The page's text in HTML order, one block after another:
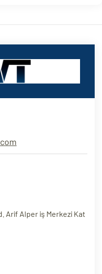
Arif Alper iş Merkezi Kat